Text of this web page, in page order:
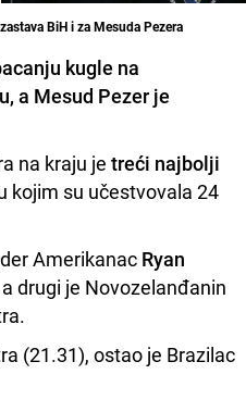
BiH i za Mesuda Pezera
kugle na
a Mesud Pezer je
na kraju je treći najbolji
kojim su učestvovala 24
Amerikanac Ryan
drugi je Novozelanđanin
(21.31), ostao je Brazilac